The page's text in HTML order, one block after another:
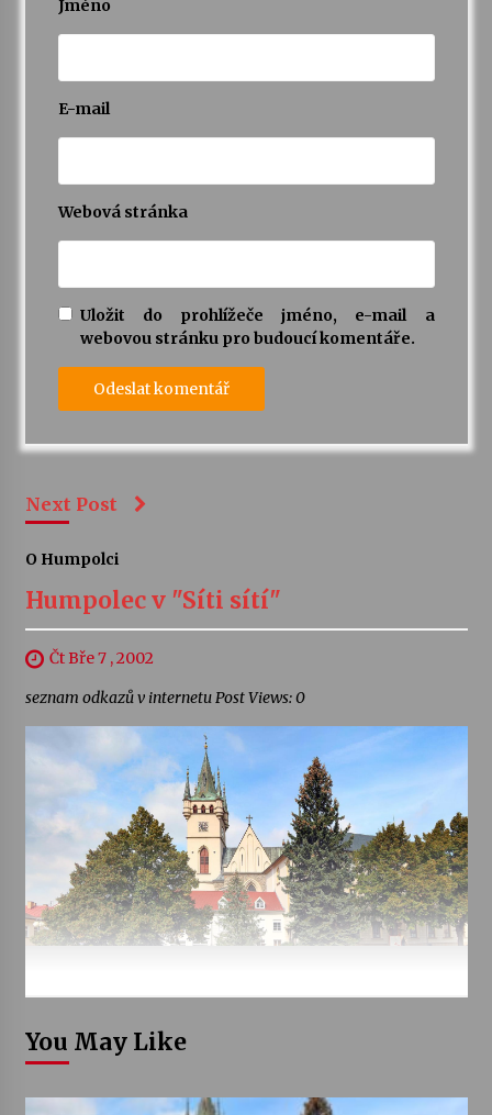
Jméno
E-mail
Webová stránka
Uložit do prohlížeče jméno, e-mail a
webovou stránku pro budoucí komentáře.
Next Post
O Humpolci
Humpolec v "Síti sítí"
Čt Bře 7 , 2002
seznam odkazů v internetu Post Views: 0
You May Like